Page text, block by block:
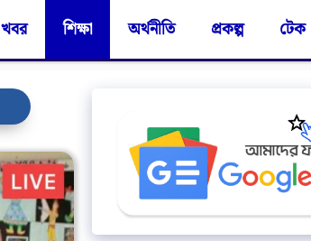
খবর শিক্ষা অর্থনীতি প্রকল্প টেক